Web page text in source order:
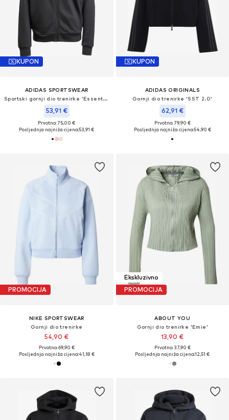
KUPON
ADIDAS SPORTSWEAR
Sportski gornji dio trenirke 'Essentials'
53,91 €
Prvotno: 75,00 €
Posljednja najniža cijena:53,91 €
KUPON
ADIDAS ORIGINALS
Gornji dio trenirke 'SST 2.0'
62,91 €
Prvotno: 79,90 €
Posljednja najniža cijena:54,90 €
PROMOCIJA
NIKE SPORTSWEAR
Gornji dio trenirke
54,90 €
Prvotno: 69,90 €
Posljednja najniža cijena:41,18 €
Ekskluzivno
PROMOCIJA
ABOUT YOU
Gornji dio trenirke 'Emie'
13,90 €
Prvotno: 37,90 €
Posljednja najniža cijena:12,51 €